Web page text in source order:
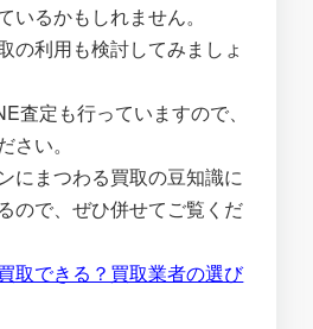
いるかもしれません。
の利用も検討してみましょ
査定も行っていますので、
さい。
にまつわる買取の豆知識に
ので、ぜひ併せてご覧くだ
取できる？買取業者の選び